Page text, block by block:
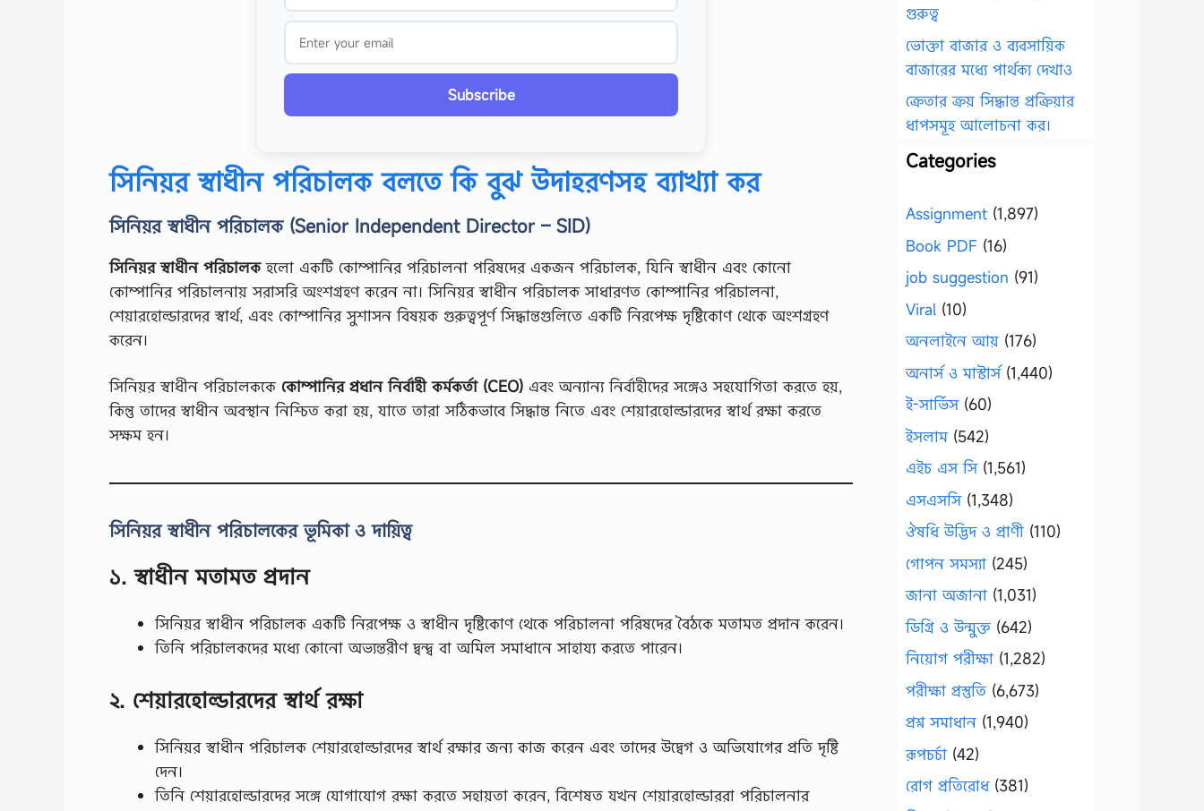
Subscribe
সিনিয়র স্বাধীন পরিচালক বলতে কি বুঝ উদাহরণসহ ব্যাখ্যা কর
সিনিয়র স্বাধীন পরিচালক (Senior Independent Director – SID)
সিনিয়র স্বাধীন পরিচালকহলো একটি কোম্পানির পরিচালনা পরিষদের একজন পরিচালক, যিনি স্বাধীন এবং কোনো
কোম্পানির পরিচালনায় সরাসরি অংশগ্রহণ করেন না। সিনিয়র স্বাধীন পরিচালক সাধারণত কোম্পানির পরিচালনা,
শেয়ারহোল্ডারদের স্বার্থ, এবং কোম্পানির সুশাসন বিষয়ক গুরুত্বপূর্ণ সিদ্ধান্তগুলিতে একটি নিরপেক্ষ দৃষ্টিকোণ থেকে অংশগ্রহণ
করেন।
সিনিয়র স্বাধীন পরিচালককে কোম্পানির প্রধান নির্বাহী কর্মকর্তা (CEO) এবং অন্যান্য নির্বাহীদের সঙ্গেও সহযোগিতা করতে হয়,
কিন্তু তাদের স্বাধীন অবস্থান নিশ্চিত করা হয়, যাতে তারা সঠিকভাবে সিদ্ধান্ত নিতে এবং শেয়ারহোল্ডারদের স্বার্থ রক্ষা করতে
সক্ষম হন।
সিনিয়র স্বাধীন পরিচালকের ভূমিকা ও দায়িত্ব
১. স্বাধীন মতামত প্রদান
সিনিয়র স্বাধীন পরিচালক একটি নিরপেক্ষ ও স্বাধীন দৃষ্টিকোণ থেকে পরিচালনা পরিষদের বৈঠকে মতামত প্রদান করেন।
তিনি পরিচালকদের মধ্যে কোনো অভ্যন্তরীণ দ্বন্দ্ব বা অমিল সমাধানে সাহায্য করতে পারেন।
২. শেয়ারহোল্ডারদের স্বার্থ রক্ষা
সিনিয়র স্বাধীন পরিচালক শেয়ারহোল্ডারদের স্বার্থ রক্ষার জন্য কাজ করেন এবং তাদের উদ্বেগ ও অভিযোগের প্রতি দৃষ্টি
দেন।
তিনি শেয়ারহোল্ডারদের সঙ্গে যোগাযোগ রক্ষা করতে সহায়তা করেন, বিশেষত যখন শেয়ারহোল্ডাররা পরিচালনার
গুরুত্ব
ভোক্তা বাজার ও ব্যবসায়িক
বাজারের মধ্যে পার্থক্য দেখাও
ক্রেতার ক্রয় সিদ্ধান্ত প্রক্রিয়ার
ধাপসমূহ আলোচনা কর।
Categories
Assignment (1,897)
Book PDF (16)
job suggestion (91)
Viral (10)
অনলাইনে আয় (176)
অনার্স ও মাস্টার্স(1,440)
ই-সার্ভিস(60)
ইসলাম(542)
এইচ এস সি(1,561)
এসএসসি(1,348)
ঔষধি উদ্ভিদ ও প্রাণী (110)
গোপন সমস্যা (245)
জানা অজানা (1,031)
ডিগ্রি ও উন্মুক্ত (642)
নিয়োগ পরীক্ষা (1,282)
পরীক্ষা প্রস্তুতি (6,673)
প্রশ্ন সমাধান (1,940)
রূপচর্চা (42)
রোগ প্রতিরোধ(381)